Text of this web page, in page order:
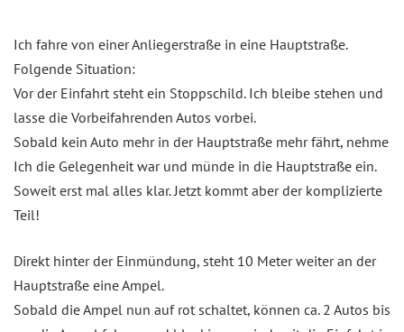
Ich fahre von einer Anliegerstraße in eine Hauptstraße.
Folgende Situation:
Vor der Einfahrt steht ein Stoppschild. Ich bleibe stehen und
lasse die Vorbeifahrenden Autos vorbei.
Sobald kein Auto mehr in der Hauptstraße mehr fährt, nehme
Ich die Gelegenheit war und münde in die Hauptstraße ein.
Soweit erst mal alles klar. Jetzt kommt aber der komplizierte
Teil!
Direkt hinter der Einmündung, steht 10 Meter weiter an der
Hauptstraße eine Ampel.
Sobald die Ampel nun auf rot schaltet, können ca. 2 Autos bis